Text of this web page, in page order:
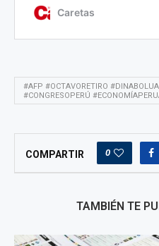
#AFP #OCTAVORETIRO
#CONGRESOPERÚ
COMPARTIR 0
TAMBIÉN TE